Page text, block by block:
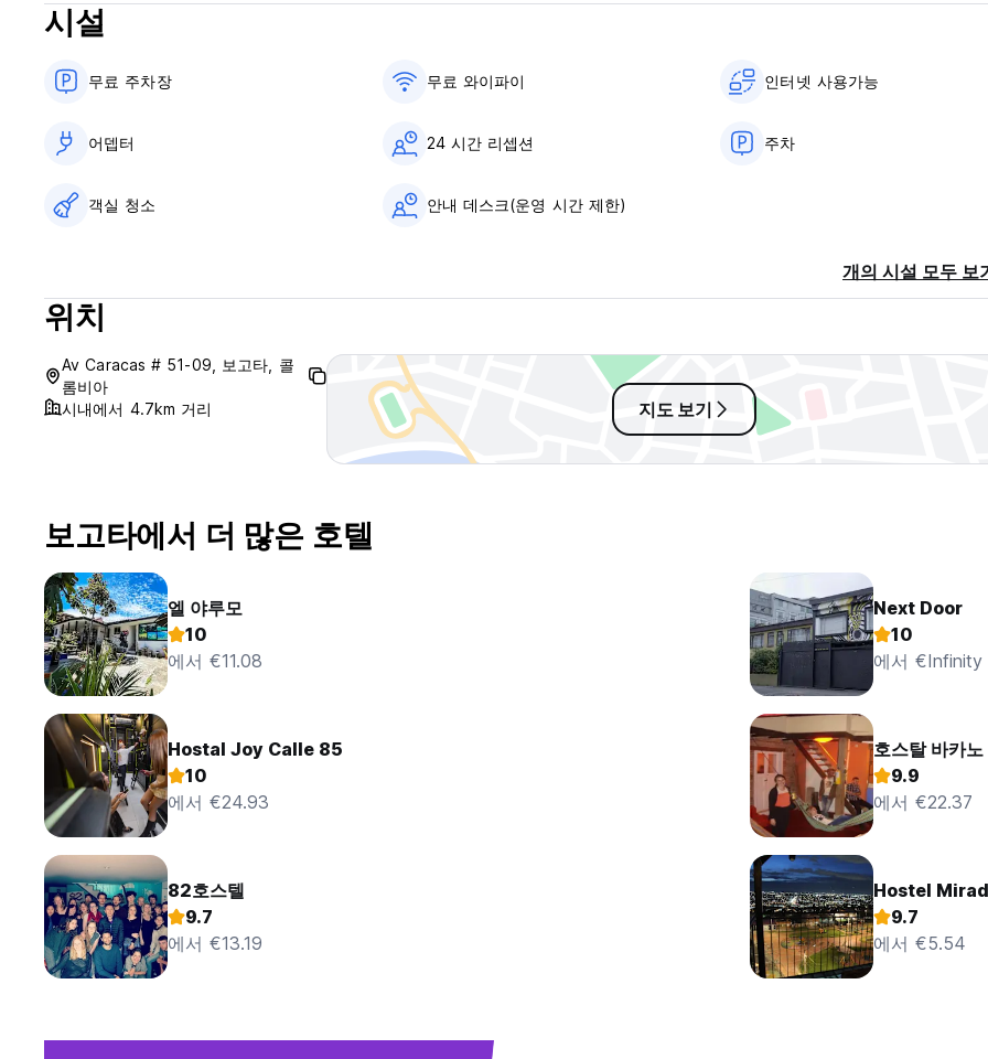
시설
무료 주차장 무료 와이파이 인터넷 사용가능
어뎁터 24 시간 리셉션 주차
객실 청소 안내 데스크(운영 시간 제한)
개의 시설 모두 보
위치
Av Caracas # 51-09, 보고타, 콜
롬비아
시내에서 4.7km 거리
지도 보기
보고타에서 더 많은 호텔
엘 야루모
10
에서 €11.08
Next Door
10
에서 €Infinity
Hostal Joy Calle 85
10
에서 €24.93
호스탈 바카
9.9
에서 €22.37
82호스텔
9.7
에서 €13.19
Hostel
9.7
에서 €5.54